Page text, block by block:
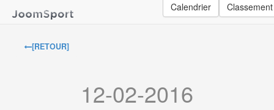
Calendrier Classement
[RETOUR]
12-02-2016